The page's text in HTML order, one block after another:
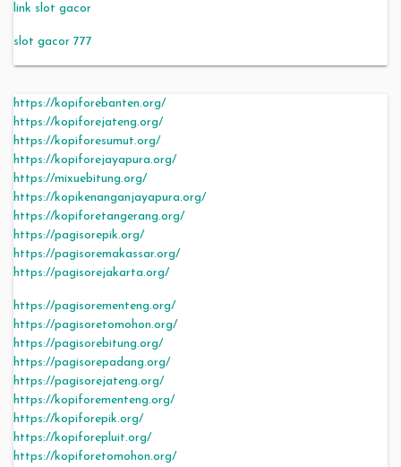
link slot gacor
slot gacor 777
https://kopiforebanten.org/
https://kopiforejateng.org/
https://kopiforesumut.org/
https://kopiforejayapura.org/
https://mixuebitung.org/
https://kopikenanganjayapura.org/
https://kopiforetangerang.org/
https://pagisorepik.org/
https://pagisoremakassar.org/
https://pagisorejakarta.org/
https://pagisorementeng.org/
https://pagisoretomohon.org/
https://pagisorebitung.org/
https://pagisorepadang.org/
https://pagisorejateng.org/
https://kopiforementeng.org/
https://kopiforepik.org/
https://kopiforepluit.org/
https://kopiforetomohon.org/